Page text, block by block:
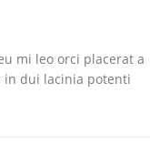
mi leo orci placerat a
in dui lacinia potenti